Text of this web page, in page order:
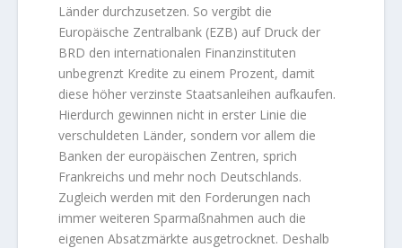
Länder durchzusetzen. So vergibt die
Europäische Zentralbank (EZB) auf Druck der
BRD den internationalen Finanzinstituten
unbegrenzt Kredite zu einem Prozent, damit
diese höher verzinste Staatsanleihen aufkaufen.
Hierdurch gewinnen nicht in erster Linie die
verschuldeten Länder, sondern vor allem die
Banken der europäischen Zentren, sprich
Frankreichs und mehr noch Deutschlands.
Zugleich werden mit den Forderungen nach
immer weiteren Sparmaßnahmen auch die
eigenen Absatzmärkte ausgetrocknet. Deshalb